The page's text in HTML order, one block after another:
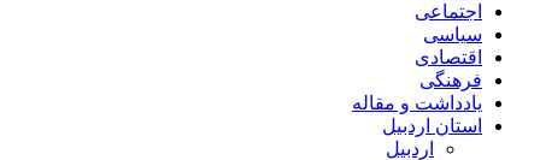
اجتماعی
سیاسی
اقتصادی
فرهنگی
یادداشت و مقاله
استان اردبیل
اردبیل